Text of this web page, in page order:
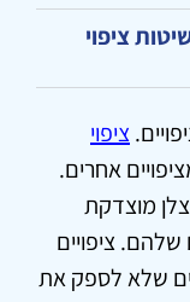
ציפוי
ציפוי
אחרים.
מוצדקת
שלהם. ציפויים
שלא לספק את